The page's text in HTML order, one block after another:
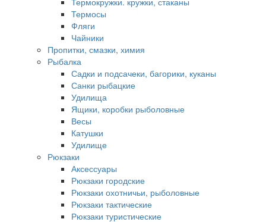
Термосы
Фляги
Чайники
Пропитки, смазки, химия
Рыбалка
Садки и подсачеки, багорики, куканы
Санки рыбацкие
Удилища
Ящики, коробки рыболовные
Весы
Катушки
Удилище
Рюкзаки
Аксессуары
Рюкзаки городские
Рюкзаки охотничьи, рыболовные
Рюкзаки тактические
Рюкзаки туристические